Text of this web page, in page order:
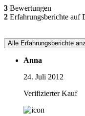
3 Bewertungen
2 Erfahrungsberichte auf
Alle Erfahrungsberichte
Anna
24. Juli 2012
Verifizierter Kauf